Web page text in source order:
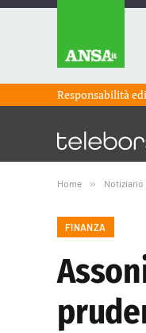
Responsabilità
Home » Notiziario
FINANZA